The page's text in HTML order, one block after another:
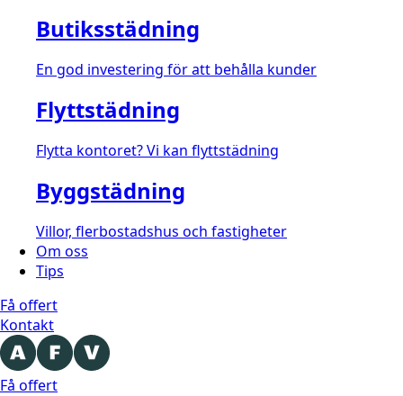
Butiksstädning
En god investering för att behålla kunder
Flyttstädning
Flytta kontoret? Vi kan flyttstädning
Byggstädning
Villor, flerbostadshus och fastigheter
Om oss
Tips
Få offert
Kontakt
Få offert